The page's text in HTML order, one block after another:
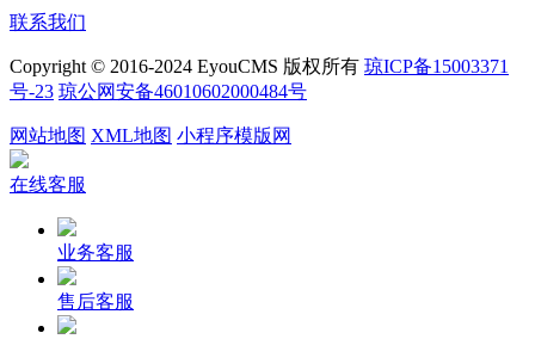
联系我们
Copyright © 2016-2024 EyouCMS 版权所有 琼ICP备15003371
号-23 琼公网安备46010602000484号
网站地图 XML地图 小程序模版网
在线客服
业务客服
售后客服